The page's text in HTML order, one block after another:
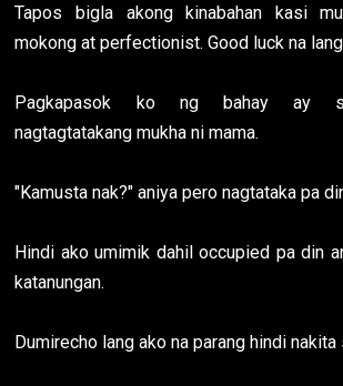
Tapos bigla akong kinabahan kasi
mokong at perfectionist. Good luck na
Pagkapasok ko ng bahay ay
nagtagtatakang mukha ni mama.
"Kamusta nak?" aniya pero nagtataka pa
Hindi ako umimik dahil occupied pa din
katanungan.
Dumirecho lang ako na parang hindi nakita